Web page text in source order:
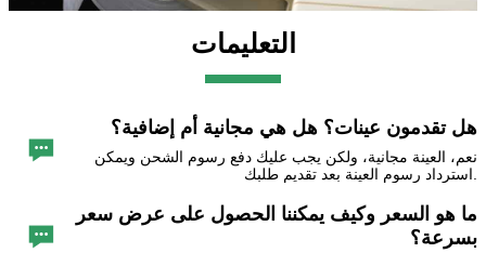
التعليمات

هل تقدمون عينات؟ هل هي مجانية أم إضافية؟
نعم، العينة مجانية، ولكن يجب عليك دفع رسوم الشحن ويمكن

ما هو السعر وكيف يمكننا الحصول على عرض سعر
بسرعة؟